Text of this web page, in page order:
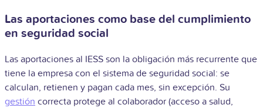
Las aportaciones como base del cumplimiento
en seguridad social
Las aportaciones al IESS son la obligación más recurrente que
tiene la empresa con el sistema de seguridad social: se
calculan, retienen y pagan cada mes, sin excepción. Su
gestión correcta protege al colaborador (acceso a salud,